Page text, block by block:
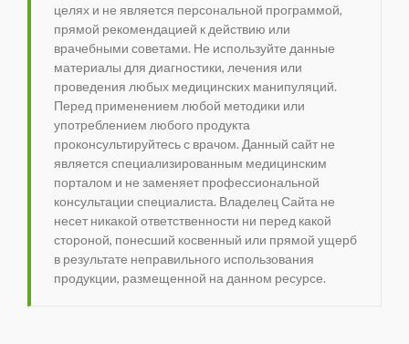
целях и не является персональной программой,
прямой рекомендацией к действию или
врачебными советами. Не используйте данные
материалы для диагностики, лечения или
проведения любых медицинских манипуляций.
Перед применением любой методики или
употреблением любого продукта
проконсультируйтесь с врачом. Данный сайт не
является специализированным медицинским
порталом и не заменяет профессиональной
консультации специалиста. Владелец Сайта не
несет никакой ответственности ни перед какой
стороной, понесший косвенный или прямой ущерб
в результате неправильного использования
продукции, размещенной на данном ресурсе.